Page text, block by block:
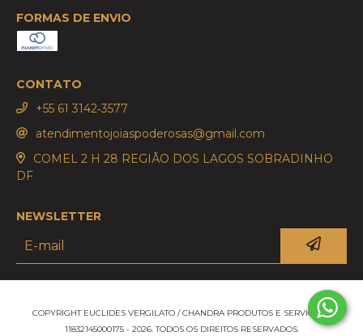
FORMAS DE ENVIO
CONTATO
‪+55 61 3142‑3577‬
atendimentojoiaspoderosas@gmail.com
COMEL 2 H 28 REGIÃO DOS LAGOS SOBRADINHO
DF
NEWSLETTER
COPYRIGHT EUCLIDES VERGILATO / CHANDRA PRODUTOS E SERVIÇOS -
11832145000175 - 2026. TODOS OS DIREITOS RESERVADOS.